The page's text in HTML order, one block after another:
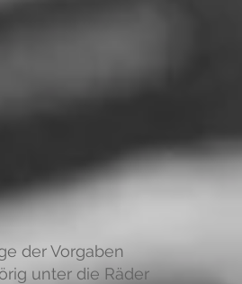
der Vorgaben
unter die Räder